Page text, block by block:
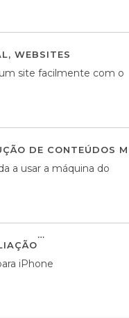
, WEBSITES
site facilmente com o
DE CONTEÚDOS
a usar a máquina do
iPhone